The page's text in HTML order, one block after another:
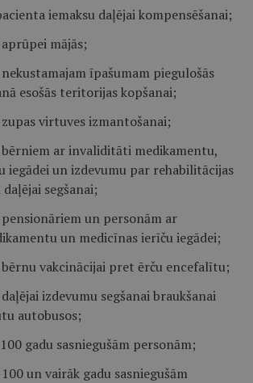
iemaksu daļējai kompensēšanai;
mājās;
īpašumam piegulošās
esošās teritorijas kopšanai;
zupas virtuves izmantošanai;
bērniem ar invaliditāti medikamentu,
iegādei un izdevumu par rehabilitācijas
segšanai;
pensionāriem un personām ar
un medicīnas ierīču iegādei;
bērnu vakcinācijai pret ērču encefalītu;
izdevumu segšanai braukšanai
autobusos;
gadu sasniegušām personām;
un vairāk gadu sasniegušām